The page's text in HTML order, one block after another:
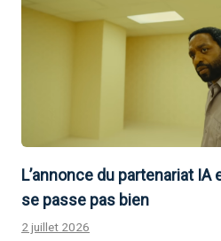
L’annonce du partenariat IA
se passe pas bien
2 juillet 2026